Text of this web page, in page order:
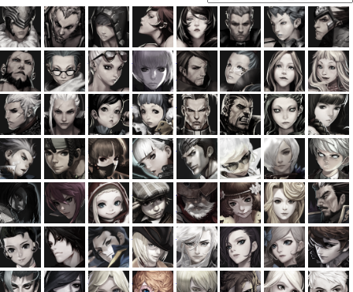
라
이
샌
더
라
이
샌
더
의
로라스 휴톤 루이스 타라
트리비
아
카인 레나
드렉슬
러
도일 토마스
나이오
비
시바 웨슬리 스텔라 앨리셔 클레어
다이무
스
이글 마를렌 샬럿 윌라드 레이튼 미쉘 린
빅터
카를로
스
호타루 트릭시 히카르
도
까미유 자네트 피터
아이작 레베카 엘리 마틴 브루스 미아 드니스 제레온
루시 티엔 하랑 제이 벨져 리첼 리사 릭